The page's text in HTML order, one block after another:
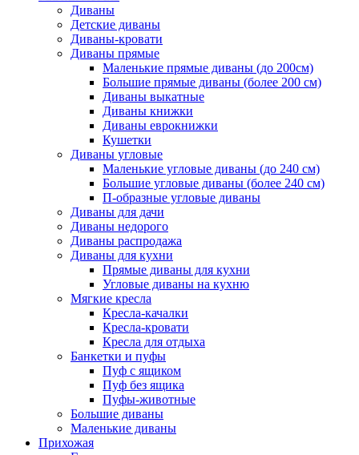
Диваны
Детские диваны
Диваны-кровати
Диваны прямые
Маленькие прямые диваны (до 200см)
Большие прямые диваны (более 200 см)
Диваны выкатные
Диваны книжки
Диваны еврокнижки
Кушетки
Диваны угловые
Маленькие угловые диваны (до 240 см)
Большие угловые диваны (более 240 см)
П-образные угловые диваны
Диваны для дачи
Диваны недорого
Диваны распродажа
Диваны для кухни
Прямые диваны для кухни
Угловые диваны на кухню
Мягкие кресла
Кресла-качалки
Кресла-кровати
Кресла для отдыха
Банкетки и пуфы
Пуф с ящиком
Пуф без ящика
Пуфы-животные
Большие диваны
Маленькие диваны
Прихожая